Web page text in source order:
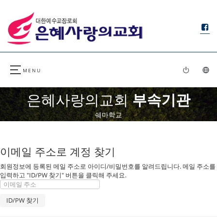
은혜사랑의교회부속기관
쉐마학교
이메일 주소로 계정 찾기
회원정보에 등록된 메일 주소로 아이디/비밀번호를 알려드립니다. 메일 주소를
입력하고 "ID/PW 찾기" 버튼을 클릭해 주세요.